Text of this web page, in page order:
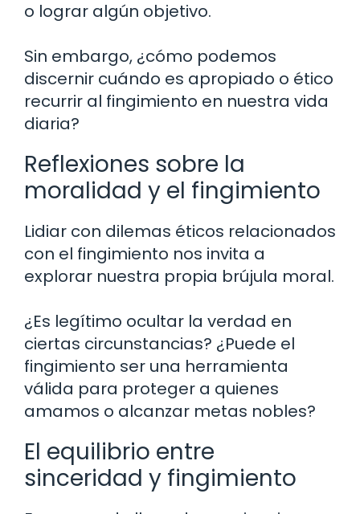
o lograr algún objetivo.
Sin embargo, ¿cómo podemos
discernir cuándo es apropiado o ético
recurrir al fingimiento en nuestra vida
diaria?
Reflexiones sobre la
moralidad y el fingimiento
Lidiar con dilemas éticos relacionados
con el fingimiento nos invita a
explorar nuestra propia brújula moral.
¿Es legítimo ocultar la verdad en
ciertas circunstancias? ¿Puede el
fingimiento ser una herramienta
válida para proteger a quienes
amamos o alcanzar metas nobles?
El equilibrio entre
sinceridad y fingimiento